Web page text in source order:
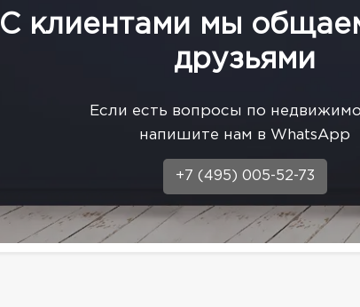
С клиентами мы
друзьями
Eсли есть вопросы по
напишите нам в WhatsApp
+7 (495) 005-52-73